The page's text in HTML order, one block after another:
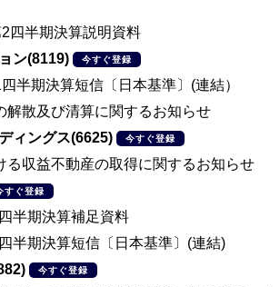
四半期決算説明資料
ン(8119)
今すぐ登録
半期決算短信〔日本基準〕(連結）
解散及び清算に関するお知らせ
ィングス(6625)
今すぐ登録
る収益不動産の取得に関するお知らせ
すぐ登録
半期決算補足資料
半期決算短信〔日本基準〕(連結)
今すぐ登録